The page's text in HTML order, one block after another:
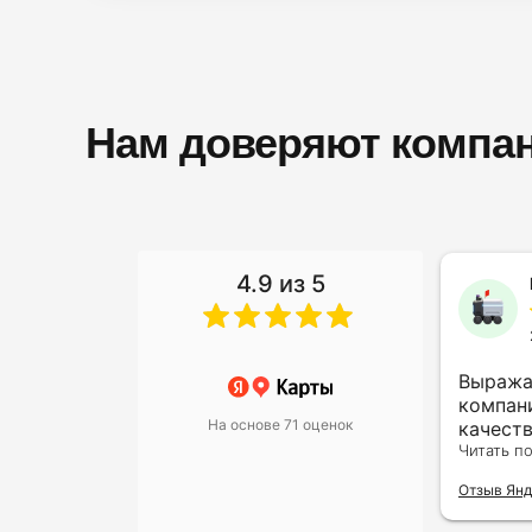
Нам доверяют
4.9 из 5
На основе 71 оценок
Алина Гайдарова
Не первый раз обращаюсь
сюда, очень довольна
результатом. Юристы
только
Читать
Отзыв